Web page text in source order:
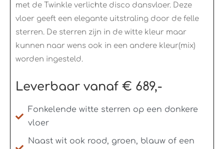
met de Twinkle verlichte disco dansvloer. Deze
vloer geeft een elegante uitstraling door de felle
sterren. De sterren zijn in de witte kleur maar
kunnen naar wens ook in een andere kleur(mix)
worden ingesteld.
Leverbaar vanaf € 689,-
Fonkelende witte sterren op een donkere
vloer
Naast wit ook rood, groen, blauw of een